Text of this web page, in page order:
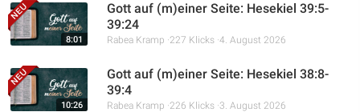
8:01
Gott auf (m)einer Seite: Hesekiel 39:5-
39:24
Rabea Kramp 227 Klicks 4. August 2026
10:26
Gott auf (m)einer Seite: Hesekiel 38:8-
39:4
Rabea Kramp 226 Klicks 3. August 2026